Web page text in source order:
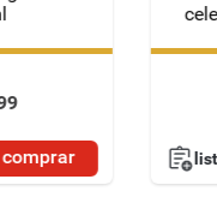
ou Pgto
comprar